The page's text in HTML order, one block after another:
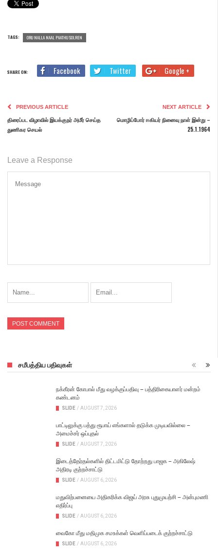
TAGS: ORU NALLA NAAL PAATHU SOLREN
SHARE ON: Facebook Twitter Google +
PREVIOUS ARTICLE
திரைப்பட விழாவில் இயக்குநர் அமீர் செய்த
துணிகர செயல்
NEXT ARTICLE
மொழிப்போர் ஈகியர் நினைவு நாள் இன்று –
25.1.1964
Leave a Response
சமீபத்திய பதிவுகள்
நக்கீரன் கோபால் மீது வழக்குப்பதிவு – பத்திரிகையாளர் மன்றம்
கண்டனம்
SLIDE / AUGUST 7, 2026
பாட்டிலுக்கு பத்து ரூபாய் எங்களால் தடுக்க முடியவில்லை –
அமைச்சர் ஒப்புதல்
SLIDE / AUGUST 7, 2026
இடைத்தேர்தல்களில் திட்டமிட்டு தோற்றது பாஜக – அகிலேஷ்
அதிரடி குற்றச்சாட்டு
SLIDE / AUGUST 6, 2026
மதுவிற்பனையை அதிகரிக்க விஜய் அரசு புதுமுயற்சி – அன்புமணி
எதிர்ப்பு
SLIDE / AUGUST 6, 2026
வைகோ மீது மதிமுக சமஉக்கள் வெளிப்படைக் குற்றச்சாட்டு
SLIDE / AUGUST 6, 2026